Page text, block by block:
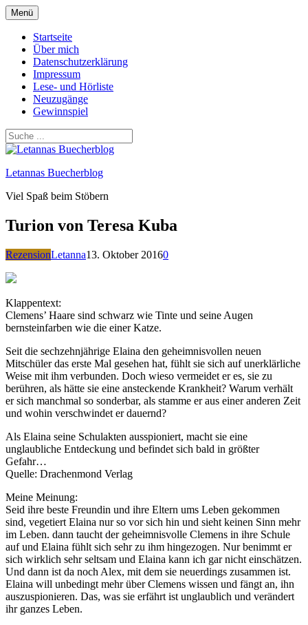
Zum
Inhalt
springen
Menü
Startseite
Über mich
Datenschutzerklärung
Impressum
Lese- und Hörliste
Neuzugänge
Gewinnspiel
Letannas Buecherblog
Viel Spaß beim Stöbern
Turion von Teresa Kuba
RezensionLetanna13. Oktober 20160
Klappentext:
Clemens’ Haare sind schwarz wie Tinte und seine Augen
bernsteinfarben wie die einer Katze.
Seit die sechzehnjährige Elaina den geheimnisvollen neuen
Mitschüler das erste Mal gesehen hat, fühlt sie sich auf unerklärliche
Weise mit ihm verbunden. Doch wieso vermeidet er es, sie zu
berühren, als hätte sie eine ansteckende Krankheit? Warum verhält
er sich manchmal so sonderbar, als stamme er aus einer anderen Zeit
und wohin verschwindet er dauernd?
Als Elaina seine Schulakten ausspioniert, macht sie eine
unglaubliche Entdeckung und befindet sich bald in größter
Gefahr…
Quelle: Drachenmond Verlag
Meine Meinung:
Seid ihre beste Freundin und ihre Eltern ums Leben gekommen
sind, vegetiert Elaina nur so vor sich hin und sieht keinen Sinn mehr
im Leben. dann taucht der geheimnisvolle Clemens in ihre Schule
auf und Elaina fühlt sich sehr zu ihm hingezogen. Nur benimmt er
sich wirklich sehr seltsam und Elaina kann ich gar nicht einschätzen.
Und dann ist da noch Alex, mit dem sie neuerdings zusammen ist.
Elaina will unbedingt mehr über Clemens wissen und fängt an, ihn
auszuspionieren. Das, was sie erfährt ist unglaublich und verändert
ihr ganzes Leben.